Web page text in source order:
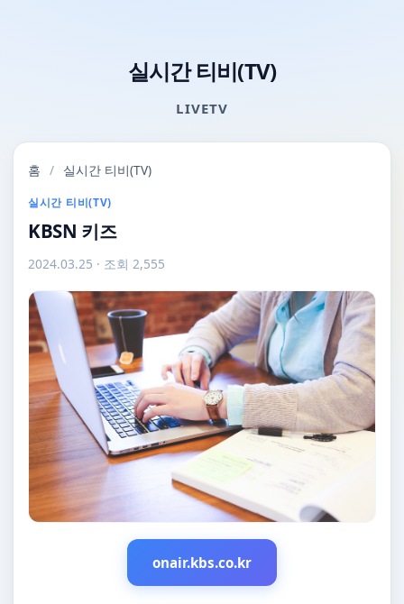
실시간 티비(TV)
LIVETV
홈 / 실시간 티비(TV)
실시간 티비(TV)
KBSN 키즈
2024.03.25 · 조회 2,555
onair.kbs.co.kr